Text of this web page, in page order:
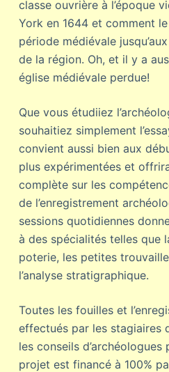
classe ouvrière à l’époque
York en 1644 et comment
période médiévale
de la région. Oh, et il y a
église médiévale perdue!
Que vous étudiiez
souhaitiez simplement
convient aussi bien aux
plus expérimentées et
complète sur les
de l’enregistrement
sessions quotidiennes
à des spécialités telles que
poterie, les petites
l’analyse stratigraphique.
Toutes les fouilles et
effectués par les stagiaires
les conseils
projet est financé à 100%